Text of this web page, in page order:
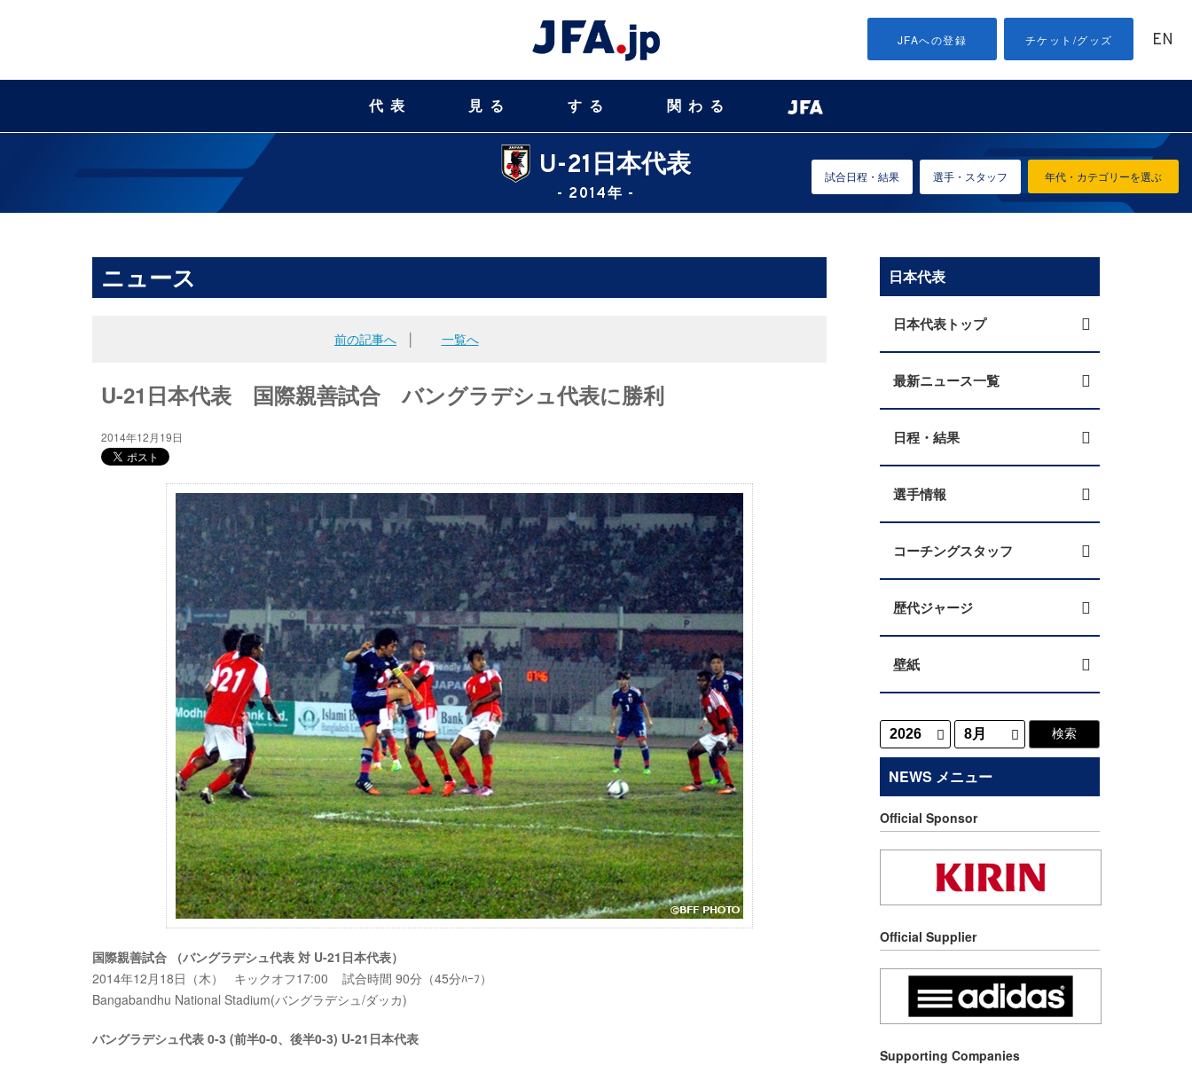
JFAへの登録 チケット/グッズ EN
代表 見る する 関わる
U-21日本代表
- 2014年 -
年代・カテゴリーを選ぶ
試合日程・結果 選手・スタッフ
ニュース
前の記事へ 一覧へ
U-21日本代表 国際親善試合 バングラデシュ代表に勝利
2014年12月19日
国際親善試合 （バングラデシュ代表 対 U-21日本代表）
2014年12月18日（木） キックオフ17:00 試合時間 90分（45分ﾊｰﾌ）
Bangabandhu National Stadium(バングラデシュ/ダッカ)
バングラデシュ代表 0-3 (前半0-0、後半0-3) U-21日本代表
日本代表
日本代表トップ
最新ニュース一覧
日程・結果
選手情報
コーチングスタッフ
歴代ジャージ
壁紙
NEWS メニュー
Official Sponsor
Official Supplier
Supporting Companies